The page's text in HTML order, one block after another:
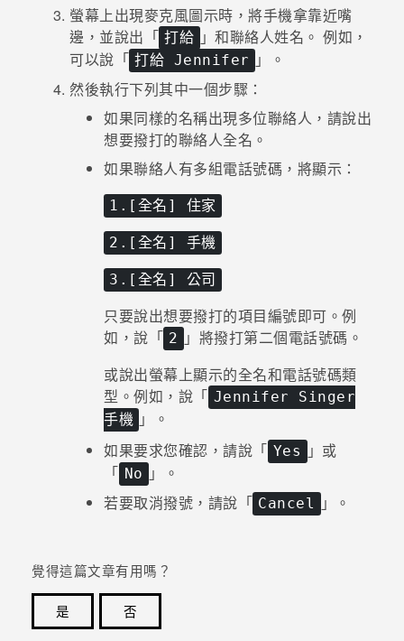
螢幕上出現麥克風圖示時，將手機拿靠近嘴
邊，並說出「 打給 」和聯絡人姓名。例如，
可以說「 打給 Jennifer
」。
然後執行下列其中一個步驟：
如果同樣的名稱出現多位聯絡人，請說出
想要撥打的聯絡人全名。
如果聯絡人有多組電話號碼，將顯示：
1.[全名] 住家
2.[全名] 手機
3.[全名] 公司
只要說出想要撥打的項目編號即可。例
如，說「 2
」將撥打第二個電話號碼。
或說出螢幕上顯示的全名和電話號碼類
型。例如，說「 Jennifer Singer
手機 」。
如果要求您確認，請說「 Yes
」或
「 No
」。
若要取消撥號，請說「 Cancel 」。
覺得這篇文章有用嗎？
是
否